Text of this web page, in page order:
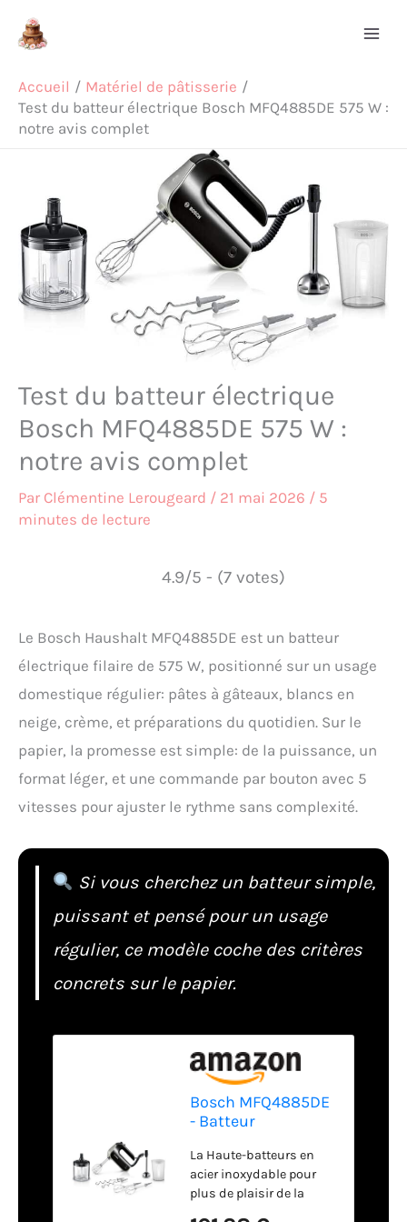
Accueil
Matériel de pâtisserie
Test du batteur électrique Bosch MFQ4885DE 575 W :
notre avis complet
Test du batteur électrique
Bosch MFQ4885DE 575 W :
notre avis complet
Par Clémentine Lerougeard / 21 mai 2026 / 5
minutes de lecture
4.9/5 - (7 votes)
Le Bosch Haushalt MFQ4885DE est un batteur
électrique filaire de 575 W, positionné sur un usage
domestique régulier: pâtes à gâteaux, blancs en
neige, crème, et préparations du quotidien. Sur le
papier, la promesse est simple: de la puissance, un
format léger, et une commande par bouton avec 5
vitesses pour ajuster le rythme sans complexité.
Si vous cherchez un batteur simple,
puissant et pensé pour un usage
régulier, ce modèle coche des critères
concrets sur le papier.
Bosch MFQ4885DE
- Batteur
La Haute-batteurs en
acier inoxydable pour
plus de plaisir de la
Rechercher